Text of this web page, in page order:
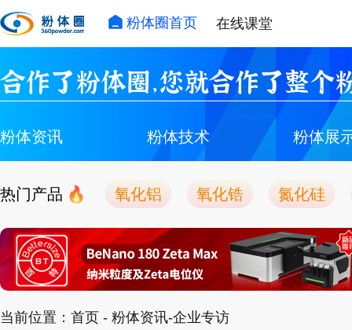
粉体圈首页 在线课堂
合作了粉体圈，您就合作了整个
粉体资讯 粉体技术 粉体展
热门产品 氧化铝 氧化锆 氮化硅
当前位置： 首页 - 粉体资讯-企业专访